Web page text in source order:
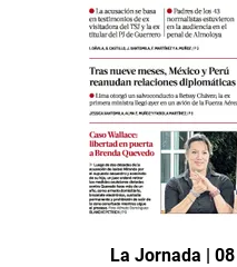
La Jornada |